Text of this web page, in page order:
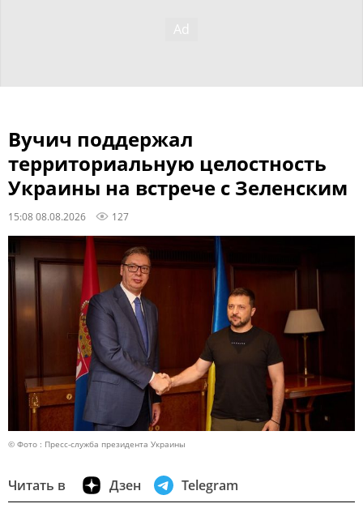
Вучич поддержал
территориальную целостность
Украины на встрече с Зеленским
15:08 08.08.2026 127
© Фото : Пресс-служба президента Украины
Читать в Дзен Telegram